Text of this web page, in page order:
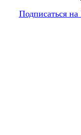
Подписаться на